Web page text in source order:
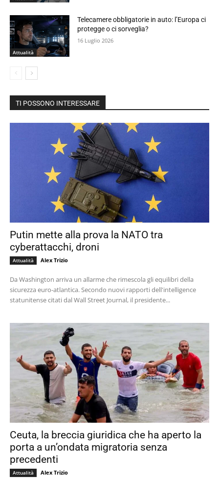
Attualità
Telecamere obbligatorie in auto: l’Europa ci
protegge o ci sorveglia?
16 Luglio 2026
TI POSSONO INTERESSARE
Putin mette alla prova la NATO tra
cyberattacchi, droni
Attualità Alex Trizio
Da Washington arriva un allarme che rimescola gli equilibri della
sicurezza euro-atlantica. Secondo nuovi rapporti dell'intelligence
statunitense citati dal Wall Street Journal, il presidente...
Ceuta, la breccia giuridica che ha aperto la
porta a un’ondata migratoria senza
precedenti
Attualità Alex Trizio